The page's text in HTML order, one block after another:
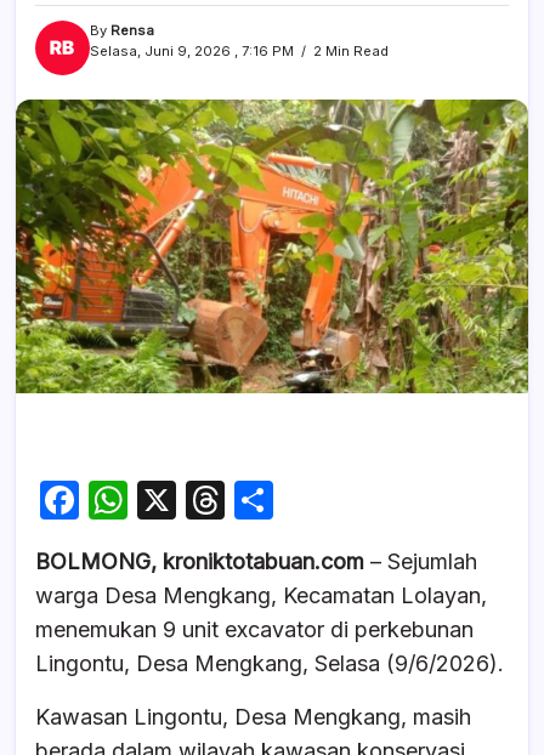
By Rensa
Selasa, Juni 9, 2026 , 7:16 PM
2 Min Read
F
c
e
b
o
W
at
s
A
p
X
T
e
a
d
ar
e
BOLMONG, kroniktotabuan.com – Sejumlah
warga Desa Mengkang, Kecamatan Lolayan,
menemukan 9 unit excavator di perkebunan
Lingontu, Desa Mengkang, Selasa (9/6/2026).
Kawasan Lingontu, Desa Mengkang, masih